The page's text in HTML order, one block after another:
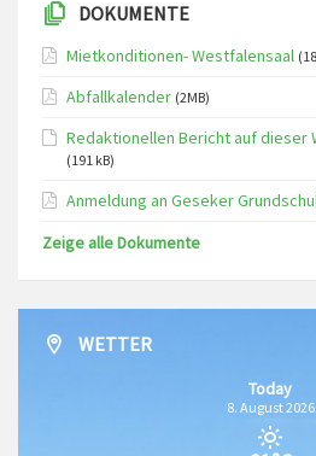
DOKUMENTE
Mietkonditionen- Westfalensaal
Abfallkalender (2MB)
Redaktionellen Bericht auf dieser
(191 kB)
Anmeldung an Geseker
Zeige alle Dokumente
WETTER
Today
8. August 2026